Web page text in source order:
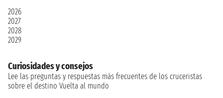
2026
2027
2028
2029
Curiosidades y consejos
Lee las preguntas y respuestas más frecuentes de los cruceristas
sobre el destino Vuelta al mundo